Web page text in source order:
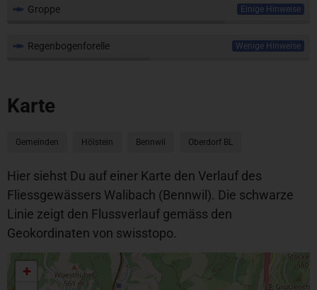
Karte
Gemeinden Hölstein Bennwil Oberdorf BL
Hier siehst Du auf einer Karte den Verlauf des
Fliessgewässers Walibach (Bennwil). Die schwarze
Linie zeigt den Flussverlauf gemäss den
Geokordinaten von swisstopo.
+
Groppe Einige Hinweise
Regenbogenforelle Wenige Hinweise